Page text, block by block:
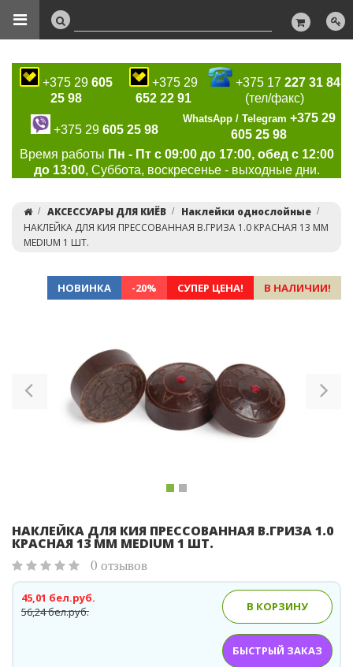
+375 29 605
25 98
+375 29
652 22 91
+375 17227 31 84
(тел/факс)
+375 29 605 25 98
WhatsApp / Telegram +375 29
605 25 98
Время работы Пн - Пт с 09:00 до 17:00, обед с 12:00
до 13:00, Суббота, воскресенье - выходные дни.
АКСЕССУАРЫ ДЛЯ КИЁВ
Наклейки однослойные
НАКЛЕЙКА ДЛЯ КИЯ ПРЕССОВАННАЯ В.ГРИЗА 1.0 КРАСНАЯ 13 ММ
MEDIUM 1 ШТ.
НОВИНКА -20% СУПЕР ЦЕНА! В НАЛИЧИИ!
Previous
НАКЛЕЙКА ДЛЯ КИЯ ПРЕССОВАННАЯ В.ГРИЗА 1.0
КРАСНАЯ 13 ММ MEDIUM 1 ШТ.
0 отзывов
56,24 бел.руб.
45,01 бел.руб.
В КОРЗИНУ
БЫСТРЫЙ ЗАКАЗ